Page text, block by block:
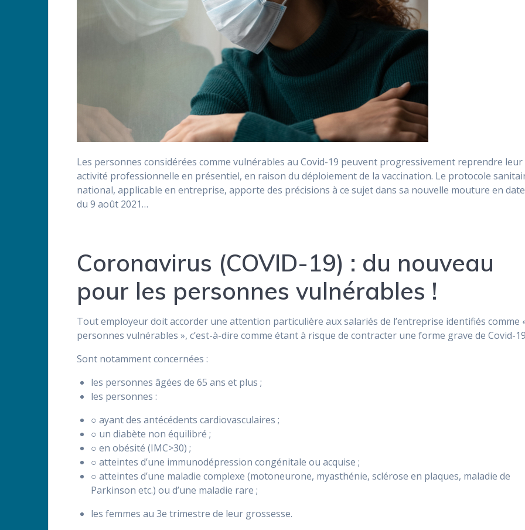
Les personnes considérées comme vulnérables au Covid-19 peuvent progressivement reprendre leur
activité professionnelle en présentiel, en raison du déploiement de la vaccination. Le protocole
national, applicable en entreprise, apporte des précisions à ce sujet dans sa nouvelle mouture en date
du 9 août 2021…
Coronavirus (COVID-19) : du nouveau
pour les personnes vulnérables !
Tout employeur doit accorder une attention particulière aux salariés de l’entreprise identifiés comme
personnes vulnérables », c’est-à-dire comme étant à risque de contracter une forme grave de Covid-
Sont notamment concernées :
les personnes âgées de 65 ans et plus ;
les personnes :
○ ayant des antécédents cardiovasculaires ;
○ un diabète non équilibré ;
○ en obésité (IMC>30) ;
○ atteintes d’une immunodépression congénitale ou acquise ;
○ atteintes d’une maladie complexe (motoneurone, myasthénie, sclérose en plaques, maladie de
Parkinson etc.) ou d’une maladie rare ;
les femmes au 3e trimestre de leur grossesse.